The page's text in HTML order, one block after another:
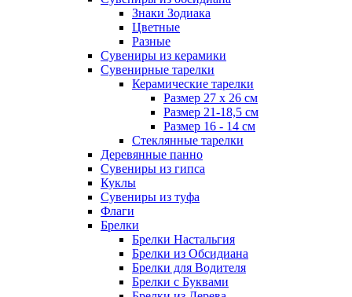
Знаки Зодиака
Цветные
Разные
Сувениры из керамики
Сувенирные тарелки
Керамические тарелки
Размер 27 х 26 см
Размер 21-18,5 см
Размер 16 - 14 см
Стеклянные тарелки
Деревянные панно
Сувениры из гипса
Куклы
Сувениры из туфа
Флаги
Брелки
Брелки Настальгия
Брелки из Обсидиана
Брелки для Водителя
Брелки с Буквами